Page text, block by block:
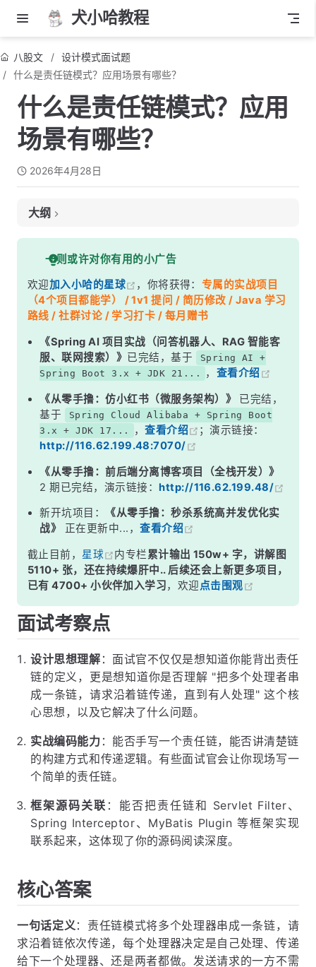
犬小哈教程
八股文
设计模式面试题
什么是责任链模式？应用场景有哪些？
什么是责任链模式？应用
场景有哪些？
2026年4月28日
大纲
面试考察点
核心答案
深度解析
一、手写责任链
二、Servlet Filter 中的责任链
三、Spring Interceptor 中的责任链
五、实际应用场景
面试高频追问
记忆口诀
总结
一则或许对你有用的小广告
欢迎加入小哈的星球 ，你将获得： 专属的实战项目
（4个项目都能学） / 1v1 提问 / 简历修改 / Java 学习
路线 / 社群讨论 / 学习打卡 / 每月赠书
《Spring AI 项目实战（问答机器人、RAG 智能客
服、联网搜索）》 已完结，基于
Spring AI +
Spring Boot 3.x + JDK 21...
， 查看介绍
《从零手撸：仿小红书（微服务架构）》
已完结，
基于
Spring Cloud Alibaba + Spring Boot
3.x + JDK 17...
，查看介绍
；演示链接：
http://116.62.199.48:7070/
《从零手撸：前后端分离博客项目（全栈开发）》
2 期已完结，演示链接：http://116.62.199.48/
新开坑项目：
《从零手撸：秒杀系统高并发优化实
战》
正在更新中...，查看介绍
截止目前， 星球 内专栏累计输出 150w+ 字，讲解图
5110+ 张，还在持续爆肝中.. 后续还会上新更多项目，
已有 4700+ 小伙伴加入学习，欢迎点击围观
面试考察点
设计思想理解 ：面试官不仅仅是想知道你能背出责任
链的定义，更是想知道你是否理解 "把多个处理者串
成一条链，请求沿着链传递，直到有人处理" 这个核
心思想，以及它解决了什么问题。
实战编码能力 ：能否手写一个责任链，能否讲清楚链
的构建方式和传递逻辑。有些面试官会让你现场写一
个简单的责任链。
框架源码关联 ：能否把责任链和 Servlet Filter、
Spring Interceptor、MyBatis Plugin 等框架实现
联系起来，这体现了你的源码阅读深度。
核心答案
一句话定义：责任链模式将多个处理器串成一条链，请
求沿着链依次传递，每个处理器决定是自己处理、传递
给下一个处理器、还是两者都做。发送请求的一方不需